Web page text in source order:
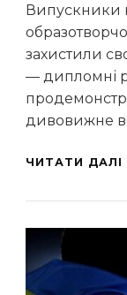
Випускники
захистили
— дипломні
дивовижне
ЧИТАТИ ДАЛІ